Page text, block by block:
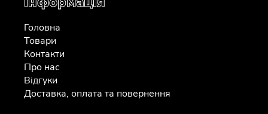
Головна
Товари
Контакти
Про нас
Відгуки
Доставка, оплата та повернення